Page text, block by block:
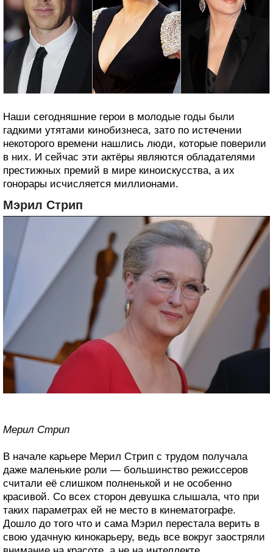
Наши сегодняшние герои в молодые годы были
гадкими утятами кинобизнеса, зато по истечении
некоторого времени нашлись люди, которые поверили
в них. И сейчас эти актёры являются обладателями
престижных премий в мире киноискусства, а их
гонорары исчисляется миллионами.
Мэрил Стрип
Мерил Стрип
В начале карьере Мерил Стрип с трудом получала
даже маленькие роли — большинство режиссеров
считали её слишком полненькой и не особенно
красивой. Со всех сторон девушка слышала, что при
таких параметрах ей не место в кинематографе.
Дошло до того что и сама Мэрил перестала верить в
свою удачную кинокарьеру, ведь все вокруг заостряли